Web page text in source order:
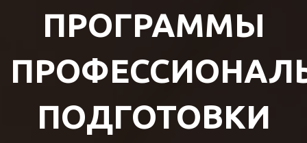
ПРОГРАММЫ
ПОДГОТОВКИ